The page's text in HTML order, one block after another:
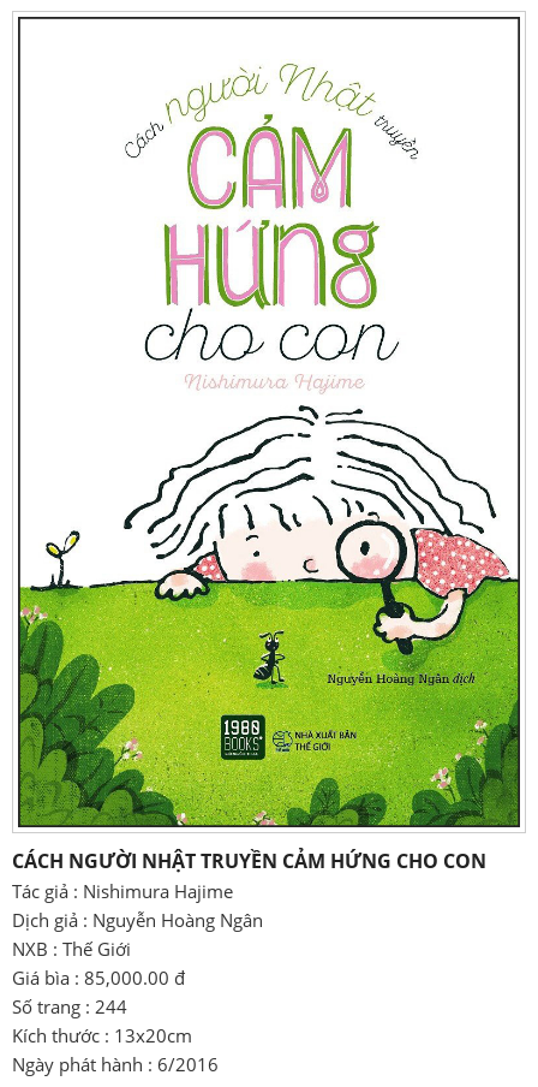
CÁCH NGƯỜI NHẬT TRUYỀN CẢM HỨNG CHO CON
Tác giả : Nishimura Hajime
Dịch giả : Nguyễn Hoàng Ngân
NXB : Thế Giới
Giá bìa : 85,000.00 đ
Số trang : 244
Kích thước : 13x20cm
Ngày phát hành : 6/2016